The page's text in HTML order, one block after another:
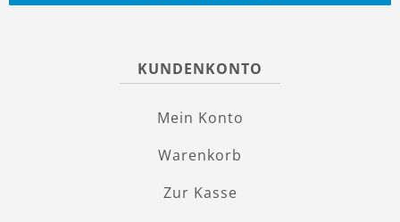
KUNDENKONTO
Mein Konto
Warenkorb
Zur Kasse